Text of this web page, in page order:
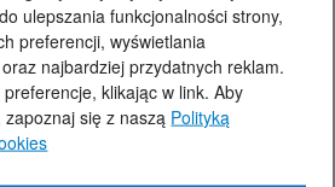
ulepszania funkcjonalności strony,
preferencji, wyświetlania
najbardziej przydatnych reklam.
klikając w link. Aby
się z naszą Polityką